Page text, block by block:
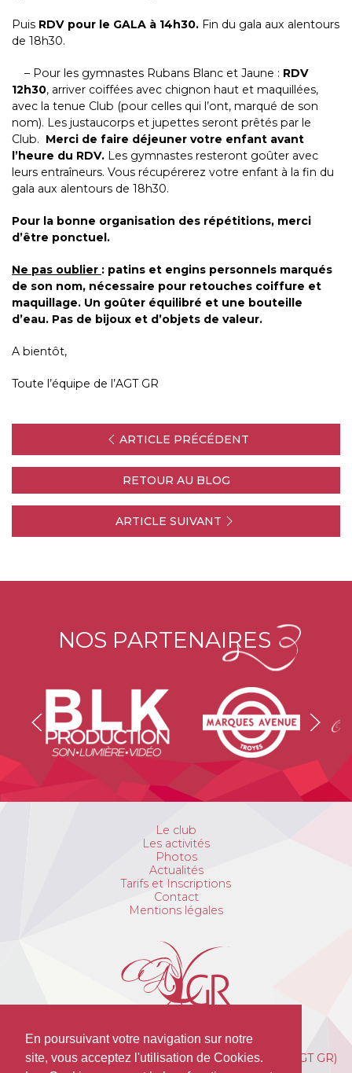
En poursuivant votre navigation sur notre
site, vous acceptez l'utilisation de Cookies.
Puis RDV pour le GALA à 14h30. Fin du gala aux alentours
de 18h30.
– Pour les gymnastes Rubans Blanc et Jaune : RDV
12h30, arriver coiffées avec chignon haut et maquillées,
avec la tenue Club (pour celles qui l’ont, marqué de son
nom). Les justaucorps et jupettes seront prêtés par le
Club. Merci de faire déjeuner votre enfant avant
l’heure du RDV. Les gymnastes resteront goûter avec
leurs entraîneurs. Vous récupérerez votre enfant à la fin du
gala aux alentours de 18h30.
Pour la bonne organisation des répétitions, merci
d’être ponctuel.
Ne pas oublier : patins et engins personnels marqués
de son nom, nécessaire pour retouches coiffure et
maquillage. Un goûter équilibré et une bouteille
d’eau. Pas de bijoux et d’objets de valeur.
A bientôt,
Toute l’équipe de l’AGT GR
ARTICLE PRÉCÉDENT
RETOUR AU BLOG
ARTICLE SUIVANT
NOS PARTENAIRES
Le club
Les activités
Photos
Actualités
Tarifs et Inscriptions
Contact
Mentions légales
Avant Garde de Troyes Gymnastique Rythmique (AGT GR)